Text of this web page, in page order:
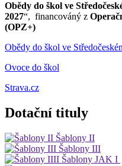
Obědy do škol ve
2027“, financováný z
(OPZ+)
Obědy do škol ve
Ovoce do škol
Strava.cz
Dotační tituly
Šablony II
Šablony III
Šablony JAK I